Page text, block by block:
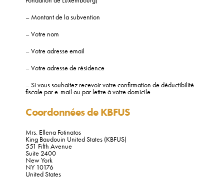
– Montant de la subvention
– Votre nom
– Votre adresse email
– Votre adresse de résidence
– Si vous souhaitez recevoir votre confirmation de déductibilité
fiscale par e-mail ou par lettre à votre domicile.
Coordonnées de KBFUS
Mrs. Ellena Fotinatos
King Baudouin United States (KBFUS)
551 Fifth Avenue
Suite 2400
New York
NY 10176
United States